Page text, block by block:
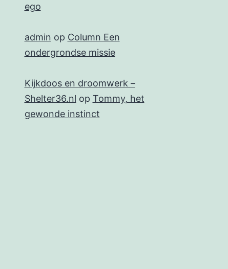
ego
admin op Column Een
ondergrondse missie
Kijkdoos en droomwerk –
Shelter36.nl op Tommy, het
gewonde instinct